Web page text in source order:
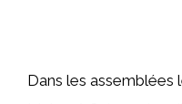
Dans les assemblées